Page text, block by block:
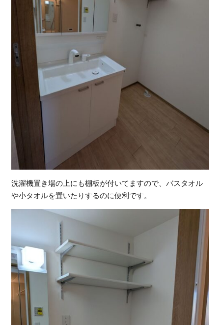
洗濯機置き場の上にも棚板が付いてますので、バスタオル
や小タオルを置いたりするのに便利です。